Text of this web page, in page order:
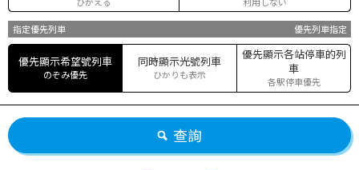
指定優先列車 優先列車指定
優先顯示希望號列車
のぞみ優先
同時顯示光號列車
ひかりも表示
優先顯示各站停車的列
車
各駅停車優先
查詢